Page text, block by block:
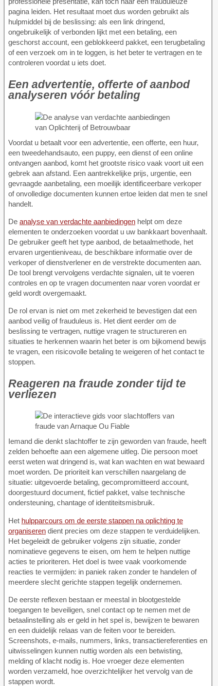
pagina leiden. Het resultaat moet dus worden gebruikt als
hulpmiddel bij de beslissing: als een link dringend,
ongebruikelijk of verbonden lijkt met een betaling, een
geschorst account, een geblokkeerd pakket, een terugbetaling
of een verzoek om in te loggen, is het beter te vertragen en te
controleren voordat u iets doet.
Een advertentie, offerte of aanbod
analyseren vóór betaling
Voordat u betaalt voor een advertentie, een offerte, een huur,
een tweedehandsauto, een puppy, een dienst of een online
ontvangen aanbod, komt het grootste risico vaak voort uit een
gebrek aan afstand. Een aantrekkelijke prijs, urgentie, een
gevraagde aanbetaling, een moeilijk identificeerbare verkoper
of onvolledige documenten kunnen ertoe leiden dat men te snel
handelt.
De analyse van verdachte aanbiedingen helpt om deze
elementen te onderzoeken voordat u uw bankkaart bovenhaalt.
De gebruiker geeft het type aanbod, de betaalmethode, het
ervaren urgentieniveau, de beschikbare informatie over de
verkoper of dienstverlener en de verstrekte documenten aan.
De tool brengt vervolgens verdachte signalen, uit te voeren
controles en op te vragen documenten naar voren voordat er
geld wordt overgemaakt.
De rol ervan is niet om met zekerheid te bevestigen dat een
aanbod veilig of frauduleus is. Het dient eerder om de
beslissing te vertragen, nuttige vragen te structureren en
situaties te herkennen waarin het beter is om bijkomend bewijs
te vragen, een risicovolle betaling te weigeren of het contact te
stoppen.
Reageren na fraude zonder tijd te
verliezen
Iemand die denkt slachtoffer te zijn geworden van fraude, heeft
zelden behoefte aan een algemene uitleg. Die persoon moet
eerst weten wat dringend is, wat kan wachten en wat bewaard
moet worden. De prioriteit kan verschillen naargelang de
situatie: uitgevoerde betaling, gecompromitteerd account,
doorgestuurd document, fictief pakket, valse technische
ondersteuning, chantage of identiteitsmisbruik.
Het hulpparcours om de eerste stappen na oplichting te
organiseren dient precies om deze stappen te verduidelijken.
Het begeleidt de gebruiker volgens zijn situatie, zonder
nominatieve gegevens te eisen, om hem te helpen nuttige
acties te prioriteren. Het doel is twee vaak voorkomende
reacties te vermijden: in paniek raken zonder te handelen of
meerdere slecht gerichte stappen tegelijk ondernemen.
De eerste reflexen bestaan er meestal in blootgestelde
toegangen te beveiligen, snel contact op te nemen met de
betaalinstelling als er geld in het spel is, bewijzen te bewaren
en een duidelijk relaas van de feiten voor te bereiden.
Screenshots, e-mails, nummers, links, transactiereferenties en
uitwisselingen kunnen nuttig worden als een betwisting,
melding of klacht nodig is. Hoe vroeger deze elementen
worden verzameld, hoe overzichtelijker het vervolg van de
stappen wordt.